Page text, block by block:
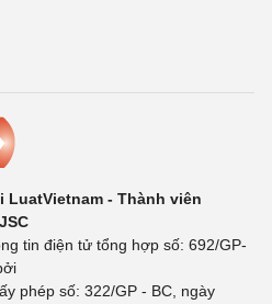
LuatVietnam - Thành viên
tin điện tử tổng hợp số: 692/GP-
phép số: 322/GP - BC, ngày